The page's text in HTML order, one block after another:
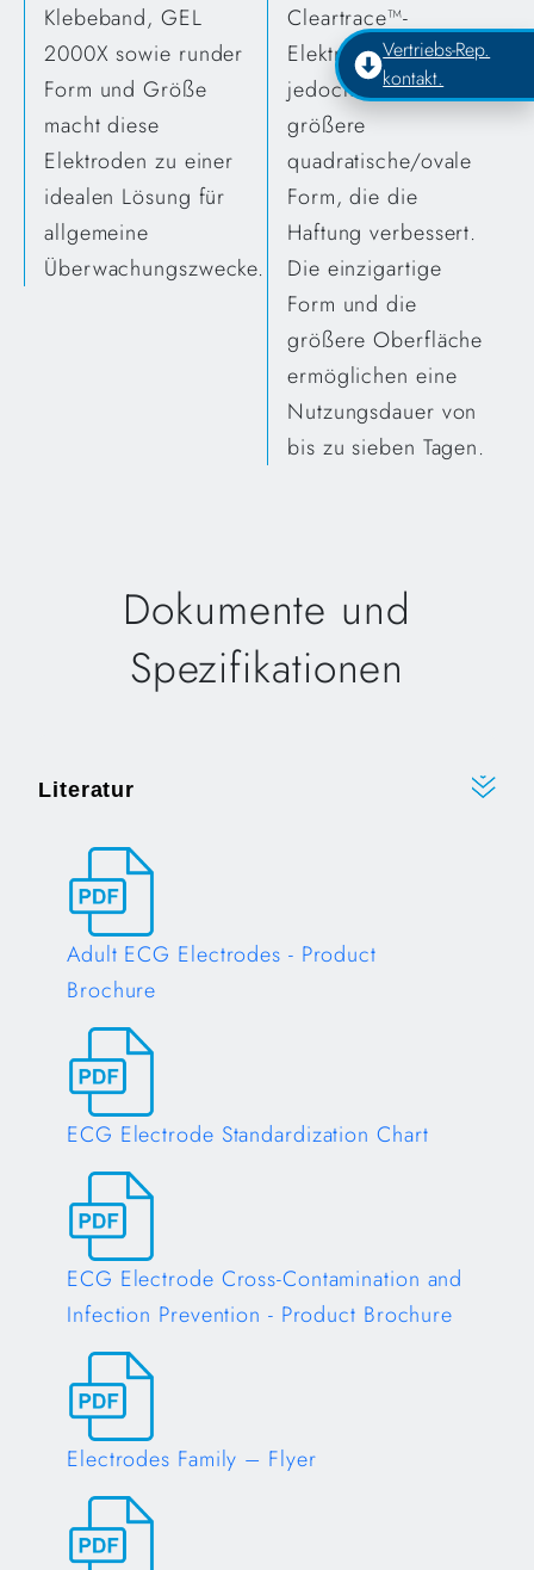
Klebeband, GEL
2000X sowie runder
Form und Größe
macht diese
Elektroden zu einer
idealen Lösung für
allgemeine
Überwachungszwecke.
Cleartrace™-
Elektroden, verfügen
jedoch über eine
größere
quadratische/ovale
Form, die die
Haftung verbessert.
Die einzigartige
Form und die
größere Oberfläche
ermöglichen eine
Nutzungsdauer von
bis zu sieben Tagen.
Dokumente und
Spezifikationen
Literatur
Adult ECG Electrodes - Product
Brochure
Opens in a new tab
ECG Electrode Standardization Chart
Opens in a new tab
ECG Electrode Cross-Contamination and
Infection Prevention - Product Brochure
Opens in a new tab
Electrodes Family – Flyer
Opens in a new tab
Vertriebs-Rep.
kontakt.